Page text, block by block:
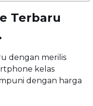
Terbaru
dengan merilis
kelas
dengan harga